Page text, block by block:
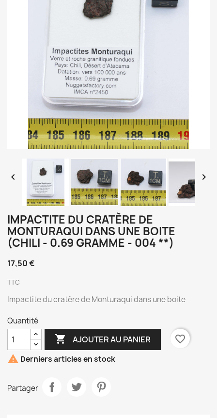
 
IMPACTITE DU CRATÈRE DE
MONTURAQUI DANS UNE BOITE
(CHILI - 0.69 GRAMME - 004 **)
17,50 €
TTC
Impactite du cratère de Monturaqui dans une boite
Quantité
 AJOUTER AU PANIER
favorite_border
 Derniers articles en stock
Partager